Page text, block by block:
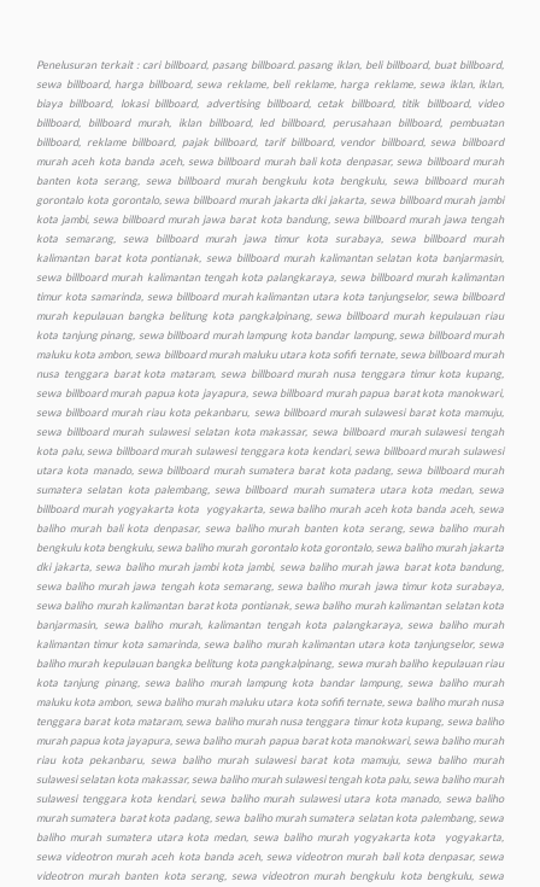
Penelusuran terkait : cari billboard, pasang billboard. pasang iklan, beli billboard, buat billboard, sewa billboard, harga billboard, sewa reklame, beli reklame, harga reklame, sewa iklan, iklan, biaya billboard, lokasi billboard, advertising billboard, cetak billboard, titik billboard, video billboard, billboard murah, iklan billboard, led billboard, perusahaan billboard, pembuatan billboard, reklame billboard, pajak billboard, tarif billboard, vendor billboard, sewa billboard murah aceh kota banda aceh, sewa billboard murah bali kota denpasar, sewa billboard murah banten kota serang, sewa billboard murah bengkulu kota bengkulu, sewa billboard murah gorontalo kota gorontalo, sewa billboard murah jakarta dki jakarta, sewa billboard murah jambi kota jambi, sewa billboard murah jawa barat kota bandung, sewa billboard murah jawa tengah kota semarang, sewa billboard murah jawa timur kota surabaya, sewa billboard murah kalimantan barat kota pontianak, sewa billboard murah kalimantan selatan kota banjarmasin, sewa billboard murah kalimantan tengah kota palangkaraya, sewa billboard murah kalimantan timur kota samarinda, sewa billboard murah kalimantan utara kota tanjungselor, sewa billboard murah kepulauan bangka belitung kota pangkalpinang, sewa billboard murah kepulauan riau kota tanjung pinang, sewa billboard murah lampung kota bandar lampung, sewa billboard murah maluku kota ambon, sewa billboard murah maluku utara kota sofifi ternate, sewa billboard murah nusa tenggara barat kota mataram, sewa billboard murah nusa tenggara timur kota kupang, sewa billboard murah papua kota jayapura, sewa billboard murah papua barat kota manokwari, sewa billboard murah riau kota pekanbaru, sewa billboard murah sulawesi barat kota mamuju, sewa billboard murah sulawesi selatan kota makassar, sewa billboard murah sulawesi tengah kota palu, sewa billboard murah sulawesi tenggara kota kendari, sewa billboard murah sulawesi utara kota manado, sewa billboard murah sumatera barat kota padang, sewa billboard murah sumatera selatan kota palembang, sewa billboard murah sumatera utara kota medan, sewa billboard murah yogyakarta kota yogyakarta, sewa baliho murah aceh kota banda aceh, sewa baliho murah bali kota denpasar, sewa baliho murah banten kota serang, sewa baliho murah bengkulu kota bengkulu, sewa baliho murah gorontalo kota gorontalo, sewa baliho murah jakarta dki jakarta, sewa baliho murah jambi kota jambi, sewa baliho murah jawa barat kota bandung, sewa baliho murah jawa tengah kota semarang, sewa baliho murah jawa timur kota surabaya, sewa baliho murah kalimantan barat kota pontianak, sewa baliho murah kalimantan selatan kota banjarmasin, sewa baliho murah, kalimantan tengah kota palangkaraya, sewa baliho murah kalimantan timur kota samarinda, sewa baliho murah kalimantan utara kota tanjungselor, sewa baliho murah kepulauan bangka belitung kota pangkalpinang, sewa murah baliho kepulauan riau kota tanjung pinang, sewa baliho murah lampung kota bandar lampung, sewa baliho murah maluku kota ambon, sewa baliho murah maluku utara kota sofifi ternate, sewa baliho murah nusa tenggara barat kota mataram, sewa baliho murah nusa tenggara timur kota kupang, sewa baliho murah papua kota jayapura, sewa baliho murah papua barat kota manokwari, sewa baliho murah riau kota pekanbaru, sewa baliho murah sulawesi barat kota mamuju, sewa baliho murah sulawesi selatan kota makassar, sewa baliho murah sulawesi tengah kota palu, sewa baliho murah sulawesi tenggara kota kendari, sewa baliho murah sulawesi utara kota manado, sewa baliho murah sumatera barat kota padang, sewa baliho murah sumatera selatan kota palembang, sewa baliho murah sumatera utara kota medan, sewa baliho murah yogyakarta kota yogyakarta, sewa videotron murah aceh kota banda aceh, sewa videotron murah bali kota denpasar, sewa videotron murah banten kota serang, sewa videotron murah bengkulu kota bengkulu, sewa videotron murah gorontalo kota gorontalo, sewa videotron murah jakarta dki jakarta, sewa videotron murah jambi kota jambi, sewa videotron murah jawa barat kota bandung, sewa videotron murah jawa tengah kota semarang, sewa videotron murah jawa timur kota surabaya, sewa videotron murah kalimantan barat kota pontianak, sewa videotron murah kalimantan selatan kota banjarmasin, sewa videotron murah kalimantan tengah kota palangkaraya, sewa videotron murah kalimantan timur kota samarinda, sewa videotron murah kalimantan utara kota tanjungselor, sewa videotron murah kepulauan bangka belitung kota pangkalpinang, sewa videotron murah kepulauan riau kota tanjung pinang, sewa videotron murah lampung kota bandar lampung, sewa videotron murah maluku kota ambon, sewa videotron murah maluku utara kota sofifi ternate, sewa videotron murah nusa tenggara barat kota mataram, sewa videotron murah nusa tenggara timur kota kupang, sewa videotron murah papua kota jayapura, sewa videotron murah papua barat kota manokwari, sewa videotron murah riau kota pekanbaru, sewa videotron murah sulawesi barat kota mamuju, sewa videotron murah sulawesi selatan kota makassar, sewa videotron murah sulawesi tengah kota palu, sewa videotron murah sulawesi tenggara kota kendari, sewa videotron murah sulawesi utara kota manado, sewa videotron murah sumatera barat kota padang, sewa videotron murah sumatera selatan kota palembang, sewa videotron murah sumatera utara kota medan, sewa videotron murah yogyakarta kota yogyakarta, produksi murah billboard aceh kota banda aceh, produksi billboard murah bali kota denpasar, produksi billboard murah banten kota serang, produksi billboard murah bengkulu kota bengkulu, produksi billboard murah gorontalo kota gorontalo, produksi billboard murah jakarta dki jakarta, produksi billboard murah jambi kota jambi, produksi billboard murah jawa barat kota bandung, produksi billboard murah jawa tengah kota semarang, produksi billboard murah jawa timur kota surabaya, produksi billboard murah kalimantan barat kota pontianak, produksi billboard murah kalimantan selatan kota banjarmasin, produksi billboard murah kalimantan tengah kota palangkaraya, produksi billboard murah kalimantan timur kota samarinda, produksi billboard murah kalimantan utara kota tanjungselor, produksi billboard murah kepulauan bangka belitung kota pangkalpinang, produksi billboard murah kepulauan riau kota tanjung pinang, produksi billboard murah lampung kota bandar lampung, produksi billboard murah maluku kota ambon, produksi billboard maluku utara kota sofifi ternate, produksi billboard murah nusa tenggara barat kota mataram, produksi billboard murah nusa tenggara timur kota kupang, produksi billboard murah papua kota jayapura, produksi billboard murah papua barat kota manokwari, produksi billboard murah riau kota pekanbaru, produksi billboard murah sulawesi barat kota mamuju, produksi billboard murah sulawesi selatan kota makassar, produksi billboard murah sulawesi tengah kota palu, produksi billboard murah sulawesi tenggara kota kendari, produksi billboard murah sulawesi utara kota manado, produksi billboard murah sumatera barat kota padang, produksi billboard murah sumatera selatan kota palembang, produksi billboard murah sumatera utara kota medan, produksi billboard murah yogyakarta kota yogyakarta, produksi baliho murah aceh kota banda aceh, produksi baliho murah bali kota denpasar, produksi baliho murah banten kota serang, produksi baliho murah bengkulu kota bengkulu, produksi baliho murah gorontalo kota gorontalo, produksi baliho murah jakarta dki jakarta, produksi baliho murah jambi kota jambi, produksi baliho murah jawa barat kota bandung, produksi baliho murah jawa tengah kota semarang, produksi baliho murah jawa timur kota surabaya, produksi baliho murah kalimantan barat kota pontianak, produksi baliho murah kalimantan selatan kota banjarmasin, produksi baliho murah kalimantan tengah kota palangkaraya, produksi baliho murah kalimantan timur kota samarinda, produksi baliho murah kalimantan utara kota tanjungselor, produksi baliho murah kepulauan bangka belitung kota pangkalpinang, produksi baliho murah kepulauan riau kota tanjung pinang, produksi baliho murah lampung kota bandar lampung, produksi baliho murah maluku kota ambon, produksi baliho murah maluku utara kota sofifi ternate, produksi baliho murah nusa tenggara barat kota mataram, produksi baliho murah nusa tenggara timur kota kupang, produksi baliho murah papua kota jayapura, produksi baliho murah papua barat kota manokwari, produksi baliho murah riau kota pekanbaru, produksi baliho murah sulawesi barat kota mamuju, produksi baliho murah sulawesi selatan kota makassar, produksi baliho murah sulawesi tengah kota palu, produksi baliho murah sulawesi tenggara kota kendari, produksi baliho murah sulawesi utara kota manado, produksi baliho murah sumatera barat kota padang, produksi baliho murah sumatera selatan kota palembang, produksi baliho murah sumatera utara kota medan, produksi baliho murah yogyakarta kota yogyakarta, produksi videotron murah aceh kota banda aceh, produksi videotron murah bali kota denpasar, produksi videotron murah banten kota serang, produksi videotron murah bengkulu kota bengkulu, produksi videotron murah gorontalo kota gorontalo, produksi videotron murah jakarta dki jakarta, produksi videotron murah jambi kota jambi, produksi videotron murah jawa barat kota bandung, produksi murah videotron jawa tengah kota semarang, produksi videotron murah jawa timur kota surabaya, produksi videotron murah kalimantan barat kota pontianak, produksi videotron murah kalimantan selatan kota banjarmasin, produksi videotron murah, kalimantan tengah kota palangkaraya, produksi videotron murah kalimantan timur kota samarinda, produksi videotron murah kalimantan utara kota tanjungselor, produksi videotron murah kepulauan bangka belitung kota pangkalpinang, produksi videotron murah kepulauan riau kota tanjung pinang, produksi videotron murah lampung kota bandar lampung, produksi videotron murah maluku kota ambon, produksi videotron murah maluku utara